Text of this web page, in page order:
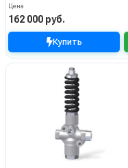
Цена
162 000 руб.
Купить